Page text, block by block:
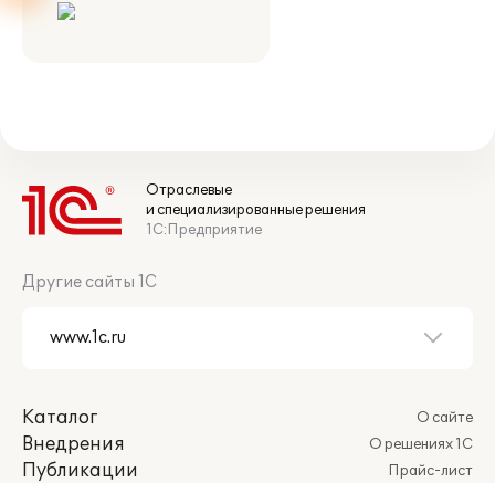
Отраслевые
и специализированные решения
1С:Предприятие
Другие сайты 1С
Каталог
Внедрения
Публикации
О сайте
О решениях 1С
Прайс-лист